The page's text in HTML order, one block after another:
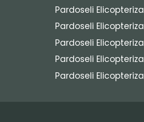
Pardoseli
Pardoseli
Pardoseli
Pardoseli
Pardoseli